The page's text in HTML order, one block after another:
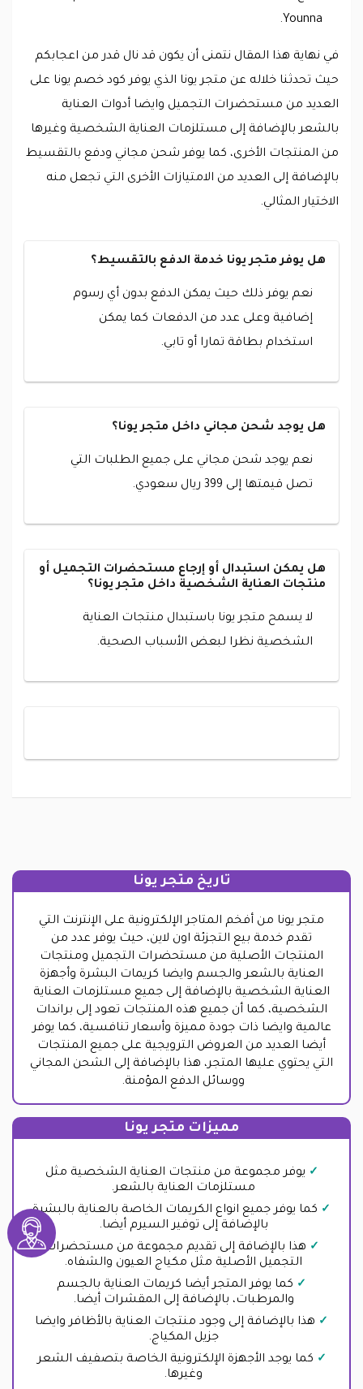
Younna.
في نهاية هذا المقال نتمنى أن يكون قد نال قدر من اعجابكم
حيث تحدثنا خلاله عن متجر يونا الذي يوفر كود خصم يونا على
العديد من مستحضرات التجميل وايضا أدوات العناية
بالشعر بالإضافة إلى مستلزمات العناية الشخصية وغيرها
من المنتجات الأخرى، كما يوفر شحن مجاني ودفع بالتقسيط
بالإضافة إلى العديد من الامتيازات الأخرى التي تجعل منه
الاختيار المثالي.
هل يوفر متجر يونا خدمة الدفع بالتقسيط؟
نعم يوفر ذلك حيث يمكن الدفع بدون أي رسوم
إضافية وعلى عدد من الدفعات كما يمكن
استخدام بطاقة تمارا أو تابي.
هل يوجد شحن مجاني داخل متجر يونا؟
نعم يوجد شحن مجاني على جميع الطلبات التي
تصل قيمتها إلى 399 ريال سعودي.
هل يمكن استبدال أو إرجاع مستحضرات التجميل أو
منتجات العناية الشخصية داخل متجر يونا؟
لا يسمح متجر يونا باستبدال منتجات العناية
الشخصية نظرا لبعض الأسباب الصحية.
تاريخ متجر يونا
متجر يونا من أفخم المتاجر الإلكترونية على الإنترنت التي
تقدم خدمة بيع التجزئة اون لاين، حيث يوفر عدد من
المنتجات الأصلية من مستحضرات التجميل ومنتجات
العناية بالشعر والجسم وايضا كريمات البشرة وأجهزة
العناية الشخصية بالإضافة إلى جميع مستلزمات العناية
الشخصية، كما أن جميع هذه المنتجات تعود إلى براندات
عالمية وايضا ذات جودة مميزة وأسعار تنافسية، كما يوفر
أيضا العديد من العروض الترويجية على جميع المنتجات
التي يحتوي عليها المتجر، هذا بالإضافة إلى الشحن المجاني
ووسائل الدفع المؤمنة.
مميزات متجر يونا
يوفر مجموعة من منتجات العناية الشخصية مثل
مستلزمات العناية بالشعر.
كما يوفر جميع انواع الكريمات الخاصة بالعناية بالبشرة
بالإضافة إلى توفير السيرم أيضا.
هذا بالإضافة إلى تقديم مجموعة من مستحضرات
التجميل الأصلية مثل مكياج العيون والشفاه.
كما يوفر المتجر أيضا كريمات العناية بالجسم
والمرطبات، بالإضافة إلى المقشرات أيضا.
هذا بالإضافة إلى وجود منتجات العناية بالأظافر وايضا
جزيل المكياج.
كما يوجد الأجهزة الإلكترونية الخاصة بتصفيف الشعر
وغيرها.